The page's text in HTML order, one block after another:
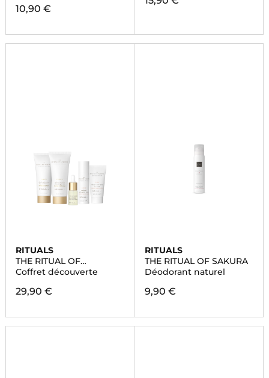
10,90 €
RITUALS
THE RITUAL OF
NAMASTE
Coffret découverte
29,90 €
RITUALS
THE RITUAL OF SAKURA
Déodorant naturel
9,90 €